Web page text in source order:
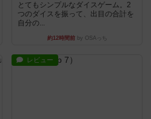
とてもシンプルなダイスゲーム。2
つのダイスを振って、出目の合計を
自分の...
約12時間前by OSAっち
レビュー